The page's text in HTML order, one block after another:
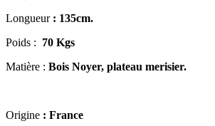
Longueur: 135cm.
Poids : 70 Kgs
Matière : Bois Noyer, plateau merisier.
Origine : France